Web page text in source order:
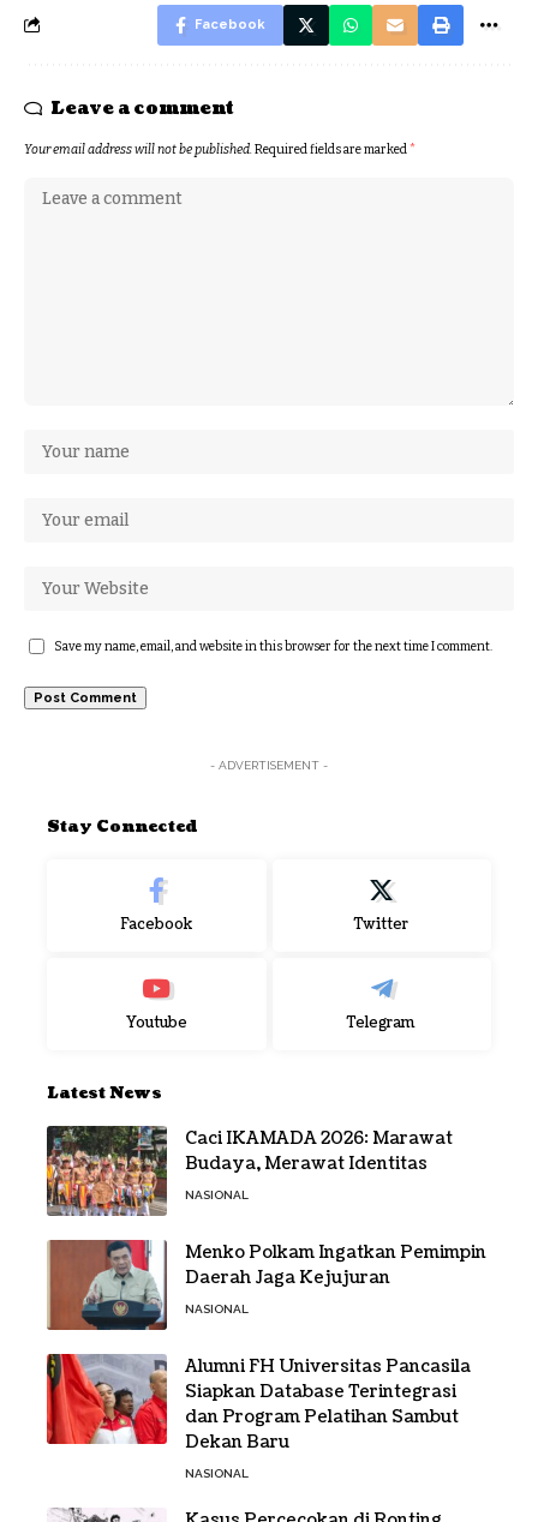
Facebook
Leave a comment
Your email address will not be published.Required fields are marked*
Save my name, email, and website in this browser for the next time I comment.
- ADVERTISEMENT -
Stay Connected
Facebook Twitter
Youtube Telegram
Latest News
Caci IKAMADA 2026: Marawat
Budaya, Merawat Identitas
NASIONAL
Menko Polkam Ingatkan Pemimpin
Daerah Jaga Kejujuran
NASIONAL
Alumni FH Universitas Pancasila
Siapkan Database Terintegrasi
dan Program Pelatihan Sambut
Dekan Baru
NASIONAL